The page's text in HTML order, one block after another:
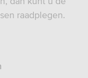
raadplegen.